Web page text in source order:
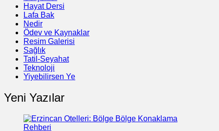
Hayat Dersi
Lafa Bak
Nedir
Ödev ve Kaynaklar
Resim Galerisi
Sağlık
Tatil-Seyahat
Teknoloji
Yiyebilirsen Ye
Yeni Yazılar